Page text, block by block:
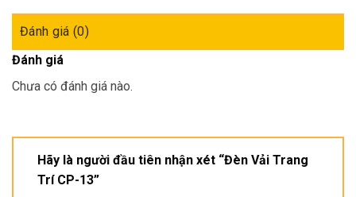
Đánh giá (0)
Đánh giá
Chưa có đánh giá nào.
Hãy là người đầu tiên nhận xét “Đèn Vải Trang
Trí CP-13”